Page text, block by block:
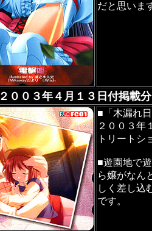
だと思いま
２００３年４月１３日付掲載分
■「木漏れ
２００３年
トリートシ
■遊園地で
ら嬢がなん
しく差し込
です。